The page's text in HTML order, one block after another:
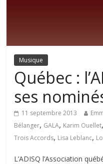
Musique
Québec :
ses
11 septembre 2013
Bélanger, GALA, Karim Ouellet,
Trois Accords, Lisa Leblanc,
L’ADISQ l’Association